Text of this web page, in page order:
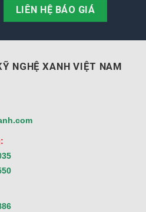
LIÊN HỆ BÁO GIÁ
NGHỆ XANH VIỆT NAM